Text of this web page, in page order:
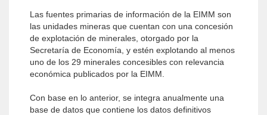
Las fuentes primarias de información de la EIMM son
las unidades mineras que cuentan con una concesión
de explotación de minerales, otorgado por la
Secretaría de Economía, y estén explotando al menos
uno de los 29 minerales concesibles con relevancia
económica publicados por la EIMM.
Con base en lo anterior, se integra anualmente una
base de datos que contiene los datos definitivos